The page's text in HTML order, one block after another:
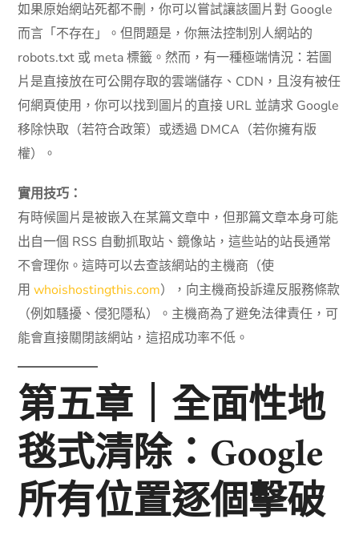
如果原始網站死都不刪，你可以嘗試讓該圖片對 Google
而言「不存在」。但問題是，你無法控制別人網站的
robots.txt 或 meta 標籤。然而，有一種極端情況：若圖
片是直接放在可公開存取的雲端儲存、CDN，且沒有被任
何網頁使用，你可以找到圖片的直接 URL 並請求 Google
移除快取（若符合政策）或透過 DMCA（若你擁有版
權）。
實用技巧：
有時候圖片是被嵌入在某篇文章中，但那篇文章本身可能
出自一個 RSS 自動抓取站、鏡像站，這些站的站長通常
不會理你。這時可以去查該網站的主機商（使
用whoishostingthis.com），向主機商投訴違反服務條款
（例如騷擾、侵犯隱私）。主機商為了避免法律責任，可
能會直接關閉該網站，這招成功率不低。
第五章｜全面性地
毯式清除：Google
所有位置逐個擊破